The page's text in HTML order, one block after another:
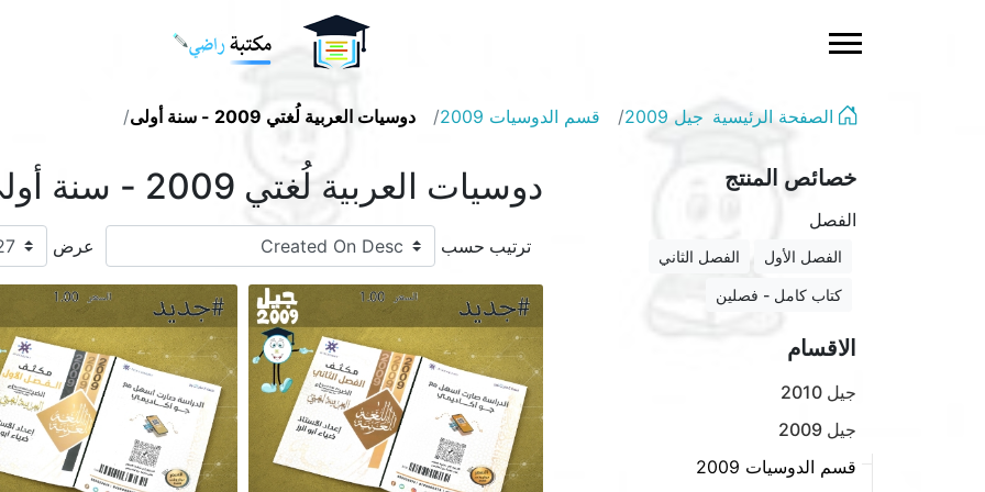
الصفحة الرئيسية جيل 2009 قسم الدوسيات 2009 دوسيات العربية لُغتي 2009 - سنة أولى
دوسيات العربية لُغتي 2009 - سنة أولى
ترتيب حسب عرض
خصائص المنتج
الفصل
الفصل الأول الفصل الثاني
كتاب كامل - فصلين
الاقسام
جيل 2010
جيل 2009
قسم الدوسيات 2009